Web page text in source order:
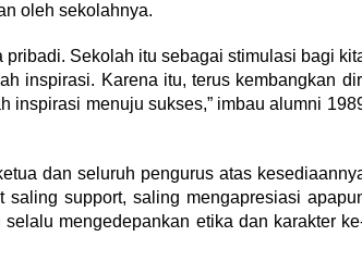
oleh sekolahnya.
Sekolah itu sebagai stimulasi bagi
inspirasi. Karena itu, terus kembangkan
inspirasi menuju sukses,” imbau alumni
dan seluruh pengurus atas
saling support, saling mengapresiasi
mengedepankan etika dan karakter